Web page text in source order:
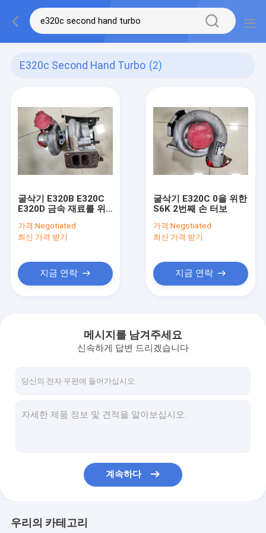
E320c Second Hand Turbo (2)
굴삭기 E320B E320C
E320D 금속 재료를 위
초침 터보
가격:Negotiated
최신 가격 받기
지금 연락
굴삭기 E320C 0을 위한
S6K 2번째 손 터보
가격:Negotiated
최신 가격 받기
지금 연락
메시지를 남겨주세요
신속하게 답변 드리겠습니다
계속하다
우리의 카테고리